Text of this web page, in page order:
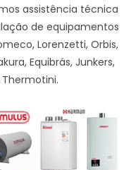
assistência técnica
de equipamentos
Lorenzetti, Orbis,
Equibrás, Junkers,
Thermotini.